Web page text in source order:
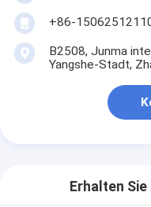
+86-
B2508, Junma
Yangshe-Stadt,
Erhalten